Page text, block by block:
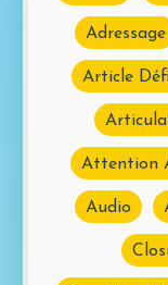
Adressage
Article
Attention
Audio